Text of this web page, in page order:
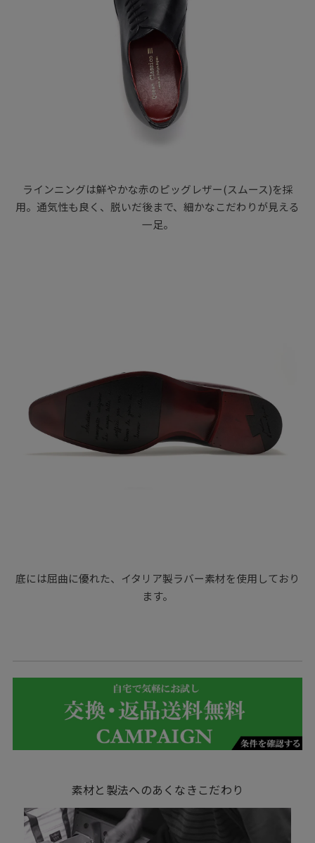
ラインニングは鮮やかな赤のピッグレザー(スムース)を採
用。通気性も良く、脱いだ後まで、細かなこだわりが見える
一足。
底には屈曲に優れた、イタリア製ラバー素材を使用しており
ます。
素材と製法へのあくなきこだわり